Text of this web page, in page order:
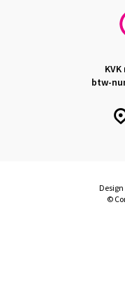
btw-
©